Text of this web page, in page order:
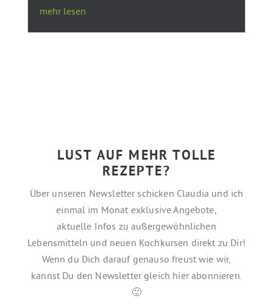
mehr lesen
LUST AUF MEHR TOLLE
REZEPTE?
Über unseren Newsletter schicken Claudia und ich
einmal im Monat exklusive Angebote,
aktuelle Infos zu außergewöhnlichen
Lebensmitteln und neuen Kochkursen direkt zu Dir!
Wenn du Dich darauf genauso freust wie wir,
kannst Du den Newsletter gleich hier abonnieren.
🙂